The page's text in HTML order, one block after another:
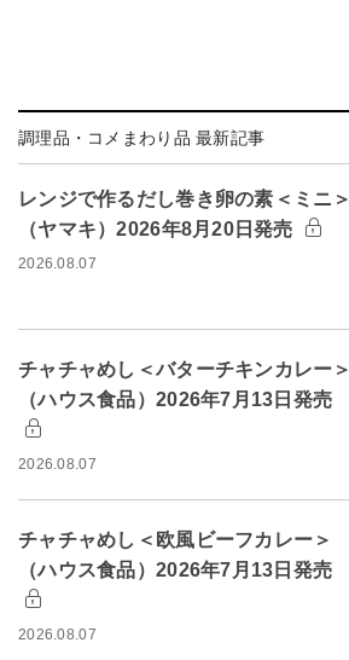
調理品・コメまわり品 最新記事
レンジで作るだし巻き卵の素＜ミニ＞
（ヤマキ）2026年8月20日発売
2026.08.07
チャチャめし＜バターチキンカレー＞
（ハウス食品）2026年7月13日発売
2026.08.07
チャチャめし＜欧風ビーフカレー＞
（ハウス食品）2026年7月13日発売
2026.08.07